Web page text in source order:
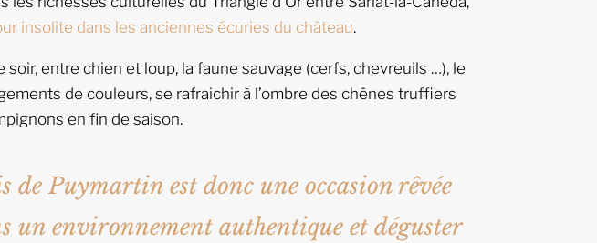
insolite dans les anciennes écuries du château.
entre chien et loup, la faune sauvage (cerfs, chevreuils …), le
de couleurs, se rafraichir à l’ombre des chênes truffiers
en fin de saison.
Puymartin est donc une occasion rêvée
un environnement authentique et déguster